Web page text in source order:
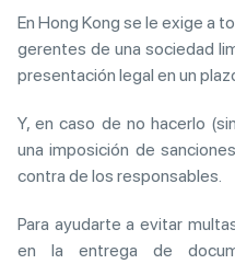
En Hong Kong se le exige a
gerentes de una sociedad
presentación legal en un
Y, en caso de no hacerlo
una imposición de
contra de los responsables.
Para ayudarte a evitar
en la entrega de